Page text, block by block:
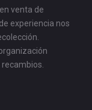
venta de
experiencia nos